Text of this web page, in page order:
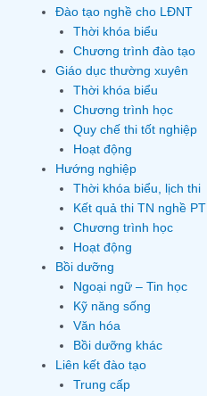
Đào tạo nghề cho LĐNT
Thời khóa biểu
Chương trình đào tạo
Giáo dục thường xuyên
Thời khóa biểu
Chương trình học
Quy chế thi tốt nghiệp
Hoạt động
Hướng nghiệp
Thời khóa biểu, lịch thi
Kết quả thi TN nghề PT
Chương trình học
Hoạt động
Bồi dưỡng
Ngoại ngữ – Tin học
Kỹ năng sống
Văn hóa
Bồi dưỡng khác
Liên kết đào tạo
Trung cấp